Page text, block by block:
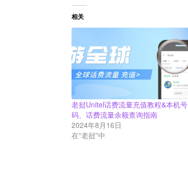
相关
老挝Unitel话费流量充值教程&本机号
码、话费流量余额查询指南
2024年8月16日
在“老挝”中